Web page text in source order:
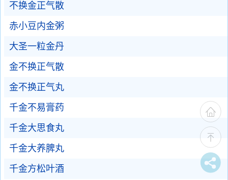
不换金正气散
赤小豆内金粥
大圣一粒金丹
金不换正气散
金不换正气丸
千金不易膏药
千金大思食丸
千金大养脾丸
千金方松叶酒